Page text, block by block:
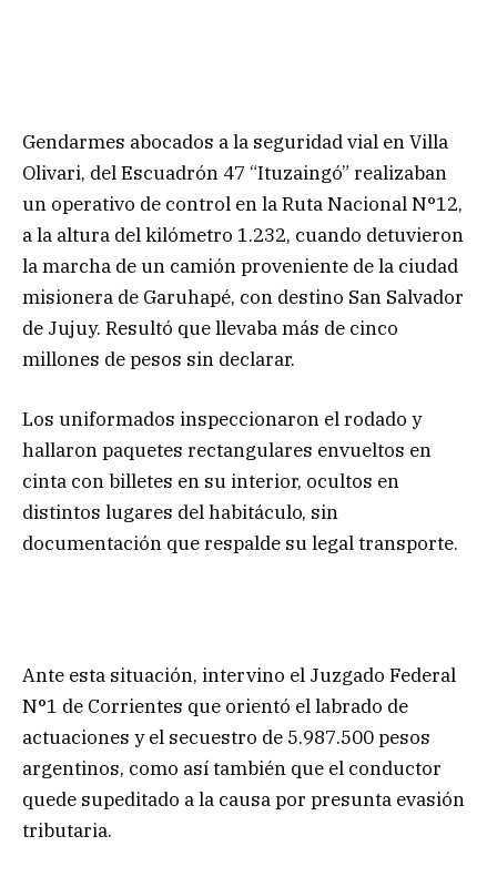
Gendarmes abocados a la seguridad vial en Villa
Olivari, del Escuadrón 47 “Ituzaingó” realizaban
un operativo de control en la Ruta Nacional N°12,
a la altura del kilómetro 1.232, cuando detuvieron
la marcha de un camión proveniente de la ciudad
misionera de Garuhapé, con destino San Salvador
de Jujuy. Resultó que llevaba más de cinco
millones de pesos sin declarar.
Los uniformados inspeccionaron el rodado y
hallaron paquetes rectangulares envueltos en
cinta con billetes en su interior, ocultos en
distintos lugares del habitáculo, sin
documentación que respalde su legal transporte.
Ante esta situación, intervino el Juzgado Federal
N°1 de Corrientes que orientó el labrado de
actuaciones y el secuestro de 5.987.500 pesos
argentinos, como así también que el conductor
quede supeditado a la causa por presunta evasión
tributaria.